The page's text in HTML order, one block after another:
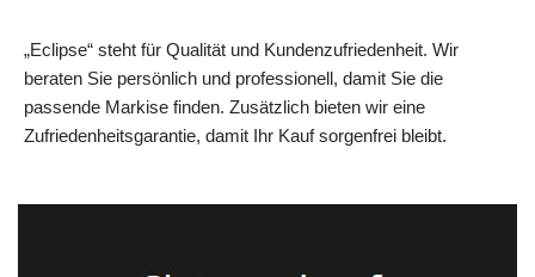
„Eclipse“ steht für Qualität und Kundenzufriedenheit. Wir
beraten Sie persönlich und professionell, damit Sie die
passende Markise finden. Zusätzlich bieten wir eine
Zufriedenheitsgarantie, damit Ihr Kauf sorgenfrei bleibt.